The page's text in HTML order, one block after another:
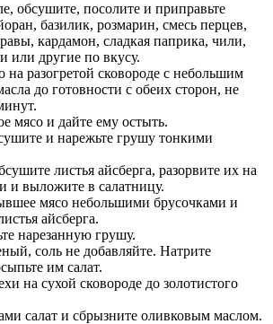
обсушите, посолите и приправьте
базилик, розмарин, смесь перцев,
кардамон, сладкая паприка, чили,
или другие по вкусу.
на разогретой сковороде с небольшим
до готовности с обеих сторон, не
мясо и дайте ему остыть.
и нарежьте грушу тонкими
листья айсберга, разорвите их на
и выложите в салатницу.
мясо небольшими брусочками и
айсберга.
нарезанную грушу.
соль не добавляйте. Натрите
им салат.
на сухой сковороде до золотистого
салат и сбрызните оливковым маслом.